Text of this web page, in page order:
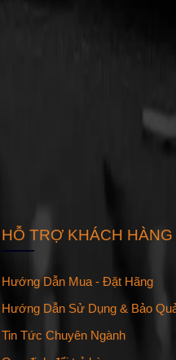
HỖ TRỢ KHÁCH HÀNG
Hướng Dẫn Mua - Đặt Hãng
Hướng Dẫn Sử Dụng & Bảo
Tin Tức Chuyên Ngành